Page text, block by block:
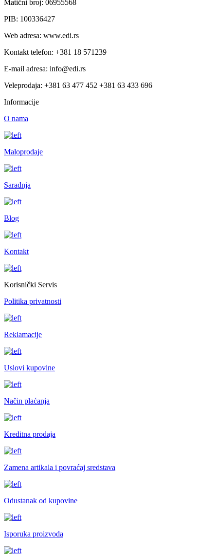
Matični broj: 06955568
PIB: 100336427
Web adresa: www.edi.rs
Kontakt telefon: +381 18 571239
E-mail adresa: info@edi.rs
Veleprodaja: +381 63 477 452 +381 63 433 696
Informacije
O nama
Maloprodaje
Saradnja
Blog
Kontakt
Korisnički Servis
Politika privatnosti
Reklamacije
Uslovi kupovine
Način plaćanja
Kreditna prodaja
Zamena artikala i povraćaj sredstava
Odustanak od kupovine
Isporuka proizvoda